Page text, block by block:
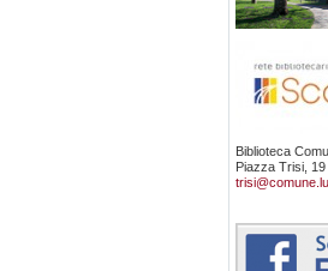
Biblioteca
Piazza Trisi,